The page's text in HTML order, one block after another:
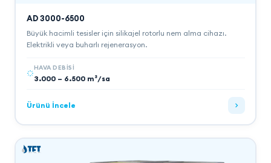
AD 3000-6500
Büyük hacimli tesisler için silikajel rotorlu nem alma cihazı.
Elektrikli veya buharlı rejenerasyon.
HAVA DEBISI
3.000 – 6.500 m³/sa
Ürünü İncele